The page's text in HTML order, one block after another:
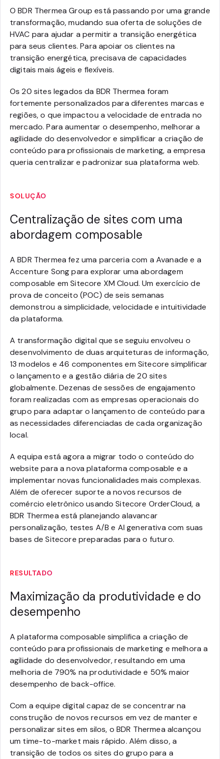
O BDR Thermea Group está passando por uma grande
transformação, mudando sua oferta de soluções de
HVAC para ajudar a permitir a transição energética
para seus clientes. Para apoiar os clientes na
transição energética, precisava de capacidades
digitais mais ágeis e flexíveis.
Os 20 sites legados da BDR Thermea foram
fortemente personalizados para diferentes marcas e
regiões, o que impactou a velocidade de entrada no
mercado. Para aumentar o desempenho, melhorar a
agilidade do desenvolvedor e simplificar a criação de
conteúdo para profissionais de marketing, a empresa
queria centralizar e padronizar sua plataforma web.
SOLUÇÃO
Centralização de sites com uma
abordagem composable
A BDR Thermea fez uma parceria com a Avanade e a
Accenture Song para explorar uma abordagem
composable em Sitecore XM Cloud. Um exercício de
prova de conceito (POC) de seis semanas
demonstrou a simplicidade, velocidade e intuitividade
da plataforma.
A transformação digital que se seguiu envolveu o
desenvolvimento de duas arquiteturas de informação,
13 modelos e 46 componentes em Sitecore simplificar
o lançamento e a gestão diária de 20 sites
globalmente. Dezenas de sessões de engajamento
foram realizadas com as empresas operacionais do
grupo para adaptar o lançamento de conteúdo para
as necessidades diferenciadas de cada organização
local.
A equipa está agora a migrar todo o conteúdo do
website para a nova plataforma composable e a
implementar novas funcionalidades mais complexas.
Além de oferecer suporte a novos recursos de
comércio eletrônico usando Sitecore OrderCloud, a
BDR Thermea está planejando alavancar
personalização, testes A/B e AI generativa com suas
bases de Sitecore preparadas para o futuro.
RESULTADO
Maximização da produtividade e do
desempenho
A plataforma composable simplifica a criação de
conteúdo para profissionais de marketing e melhora a
agilidade do desenvolvedor, resultando em uma
melhoria de 790% na produtividade e 50% maior
desempenho de back-office.
Com a equipe digital capaz de se concentrar na
construção de novos recursos em vez de manter e
personalizar sites em silos, o BDR Thermea alcançou
um time-to-market mais rápido. Além disso, a
transição de todos os sites do grupo para a